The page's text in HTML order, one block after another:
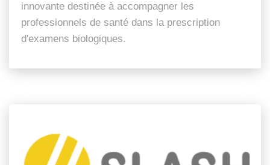
innovante destinée à accompagner les
professionnels de santé dans la prescription
d'examens biologiques.